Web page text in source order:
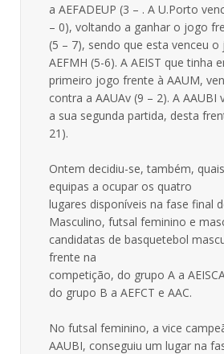
a AEFADEUP (3 – . A U.Porto
– 0), voltando a ganhar o jogo
(5 – 7), sendo que esta venceu
AEFMH (5-6). A AEIST que tinha
primeiro jogo frente à AAUM,
contra a AAUAv (9 – 2). A AAUBI
a sua segunda partida, desta
21).
Ontem decidiu-se, também,
equipas a ocupar os quatro
lugares disponíveis na fase final
Masculino, futsal feminino e
candidatas de basquetebol
frente na
competição, do grupo A a
do grupo B a AEFCT e AAC.
No futsal feminino, a vice
AAUBI, conseguiu um lugar na